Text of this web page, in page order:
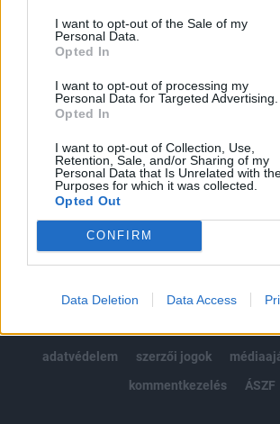
I want to opt-out of the Sale of my
Personal Data.
Opted In
I want to opt-out of processing my
Personal Data for Targeted Advertising.
Opted In
I want to opt-out of Collection, Use,
Retention, Sale, and/or Sharing of my
Personal Data that Is Unrelated with
Purposes for which it was collected.
Opted Out
CONFIRM
Data Deletion Data Access
Kötéslisták: BÉT elmúlt 2 év napon
kötéslistái
Előfizetés
MÁR ELŐFIZETŐNK VAGY?
© 2026 Portfolio
adatvédelem
szerzői jogok
kommentkezelés
ÁSZF